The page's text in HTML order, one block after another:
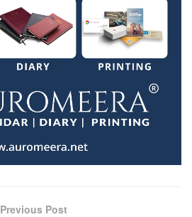
Previous Post